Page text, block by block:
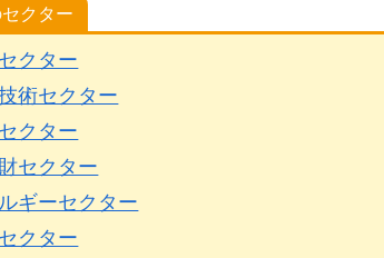
クター
クター
術セクター
クター
セクター
ギーセクター
クター